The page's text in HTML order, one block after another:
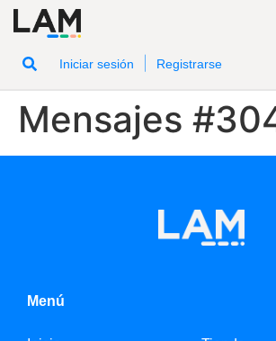
Iniciar sesión Registrarse
Mensajes
Menú